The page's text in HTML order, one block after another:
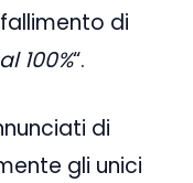
di
100%“.
di
gli unici